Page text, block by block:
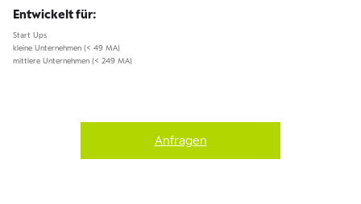
Entwickelt für:
Start Ups
kleine Unternehmen (< 49 MA)
mittlere Unternehmen (< 249 MA)
Anfragen